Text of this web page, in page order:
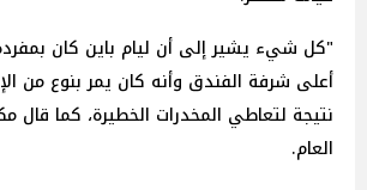
"كل شيء يشير إلى أن ليام باين كان
أعلى شرفة الفندق وأنه كان يمر بنوع من
نتيجة لتعاطي المخدرات الخطيرة، كما قال
العام.